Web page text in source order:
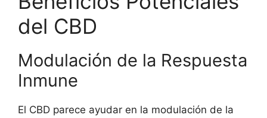
del CBD
Modulación de la Respuesta
Inmune
El CBD parece ayudar en la modulación de la